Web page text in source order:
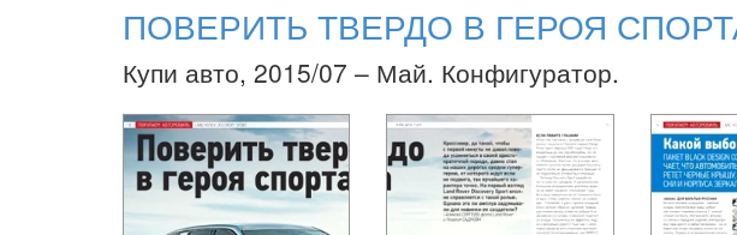
ПОВЕРИТЬ ТВЕРДО В ГЕРОЯ
Купи авто, 2015/07 – Май. Конфигуратор.